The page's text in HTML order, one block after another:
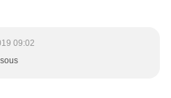
09:02